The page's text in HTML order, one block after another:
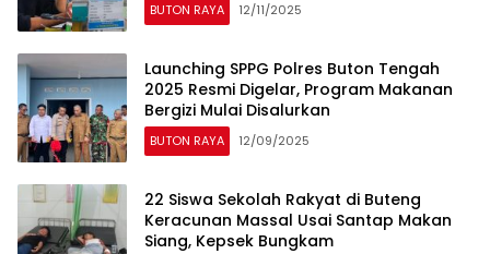
BUTON RAYA 12/11/2025
Launching SPPG Polres Buton Tengah
2025 Resmi Digelar, Program Makanan
Bergizi Mulai Disalurkan
BUTON RAYA 12/09/2025
22 Siswa Sekolah Rakyat di Buteng
Keracunan Massal Usai Santap Makan
Siang, Kepsek Bungkam